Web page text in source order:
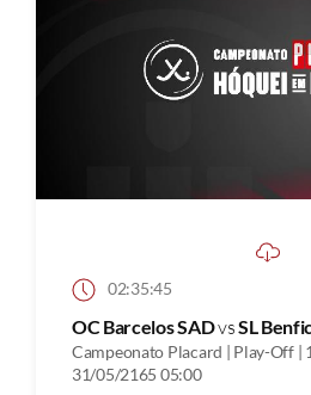
02:35:45
OC Barcelos SADvsSL
Campeonato Placard | Play-Off |
31/05/2165 05:00